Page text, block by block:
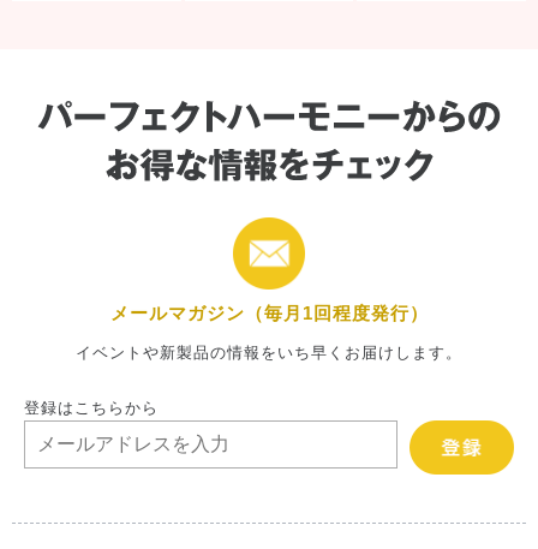
メールマガジン（毎月1回程度発行）
イベントや新製品の情報をいち早くお届けします。
登録はこちらから